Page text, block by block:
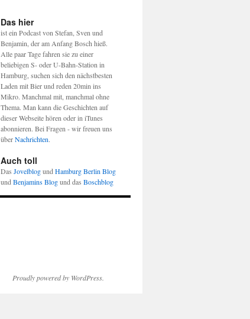
Das hier
ist ein Podcast von Stefan, Sven und
Benjamin, der am Anfang Bosch hieß.
Alle paar Tage fahren sie zu einer
beliebigen S- oder U-Bahn-Station in
Hamburg, suchen sich den nächstbesten
Laden mit Bier und reden 20min ins
Mikro. Manchmal mit, manchmal ohne
Thema. Man kann die Geschichten auf
dieser Webseite hören oder in iTunes
abonnieren. Bei Fragen - wir freuen uns
überNachrichten.
Auch toll
Das Jovelblogund Hamburg Berlin Blog
und Benjamins Blogund das Boschblog
Proudly powered by WordPress.